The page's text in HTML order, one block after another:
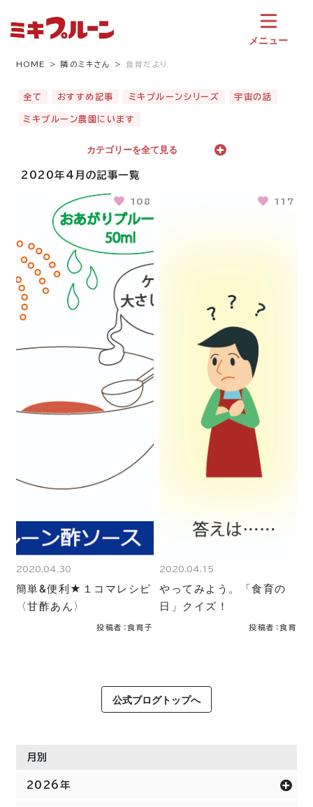
メニュー
HOME 隣のミキさん 食育だより
全て おすすめ記事 ミキプルーンシリーズ 宇宙の話
ミキプルーン農園にいます
カテゴリーを全て見る
2020年4月の記事一覧
108
2020.04.30
簡単&便利★１コマレシピ
〈甘酢あん〉
投稿者：食育子
117
2020.04.15
やってみよう。「食育の
日」クイズ！
投稿者：食育
公式ブログトップへ
月別
2026年